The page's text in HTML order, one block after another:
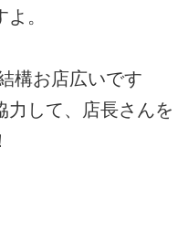
。
構お店広いです
して、店長さんを